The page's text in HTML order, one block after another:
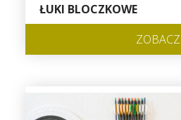
ŁUKI BLOCZKOWE
ZOBACZ